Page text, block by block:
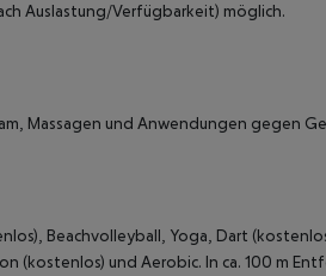
Auslastung/Verfügbarkeit) möglich.
Massagen und Anwendungen gegen
Beachvolleyball, Yoga, Dart
(kostenlos) und Aerobic. In ca. 100 m